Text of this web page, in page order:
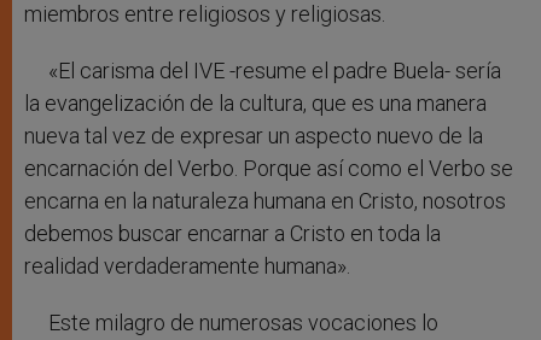
miembros entre religiosos y religiosas.
«El carisma del IVE -resume el padre Buela- sería
la evangelización de la cultura, que es una manera
nueva tal vez de expresar un aspecto nuevo de la
encarnación del Verbo. Porque así como el Verbo se
encarna en la naturaleza humana en Cristo, nosotros
debemos buscar encarnar a Cristo en toda la
realidad verdaderamente humana».
Este milagro de numerosas vocaciones lo